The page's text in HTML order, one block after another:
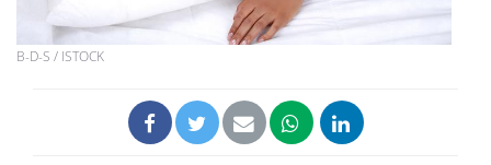
B-D-S / ISTOCK